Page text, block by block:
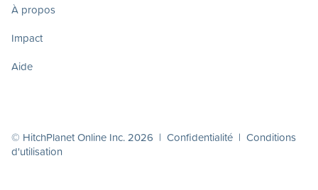
À propos
Impact
Aide
© HitchPlanet Online Inc. 2026 | Confidentialité | Conditions
d'utilisation